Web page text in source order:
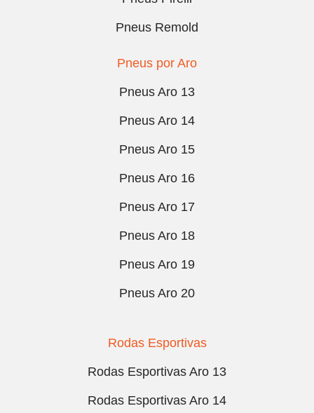
Pneus Remold
Pneus por Aro
Pneus Aro 13
Pneus Aro 14
Pneus Aro 15
Pneus Aro 16
Pneus Aro 17
Pneus Aro 18
Pneus Aro 19
Pneus Aro 20
Rodas Esportivas
Rodas Esportivas Aro 13
Rodas Esportivas Aro 14